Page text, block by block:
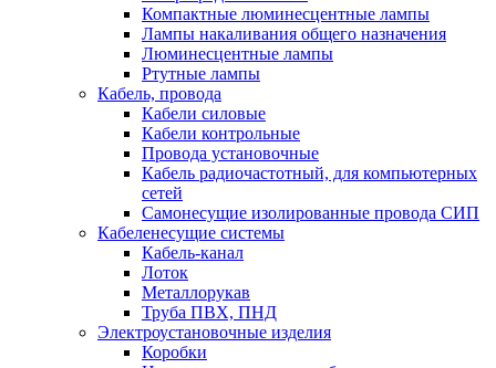
Компактные люминесцентные лампы
Лампы накаливания общего назначения
Люминесцентные лампы
Ртутные лампы
Кабель, провода
Кабели силовые
Кабели контрольные
Провода установочные
Кабель радиочастотный, для компьютерных
сетей
Самонесущие изолированные провода СИП
Кабеленесущие системы
Кабель-канал
Лоток
Металлорукав
Труба ПВХ, ПНД
Электроустановочные изделия
Коробки